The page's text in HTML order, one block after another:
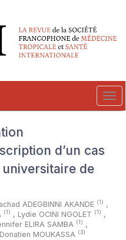
d’un cas
de
ADEGBINNI AKANDE (1) ,
(1) , Lydie OCINI NGOLET (1) ,
ELIRA SAMBA (1) ,
Donatien MOUKASSA (3)